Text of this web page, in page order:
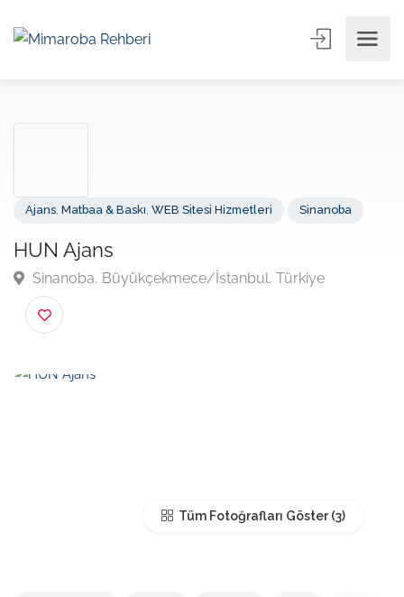
HUN Ajans
Sinanoba, Büyükçekmece/İstanbul, Türkiye
Tüm Fotoğrafları Göster